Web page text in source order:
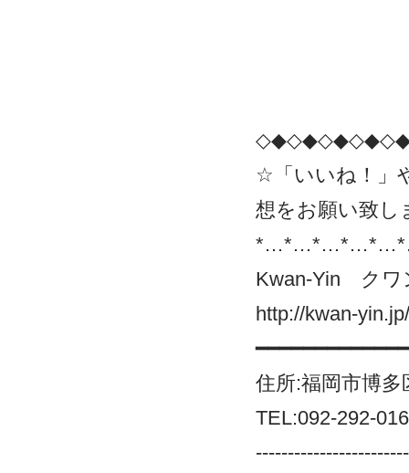
☆「いいね！」
想をお願い致
Kwan-Yin クワ
http://kwan-yin.jp/
住所:福岡市博
TEL:092-292-